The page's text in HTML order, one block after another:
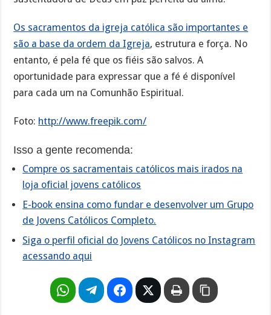
Os sacramentos da igreja católica são importantes e
são a base da ordem da Igreja, estrutura e força. No
entanto, é pela fé que os fiéis são salvos. A
oportunidade para expressar que a fé é disponível
para cada um na Comunhão Espiritual.
Foto: http://www.freepik.com/
Isso a gente recomenda:
Compre os sacramentais católicos mais irados na
loja oficial jovens católicos
E-book ensina como fundar e desenvolver um Grupo
de Jovens Católicos Completo.
Siga o perfil oficial do Jovens Católicos no Instagram
acessando aqui